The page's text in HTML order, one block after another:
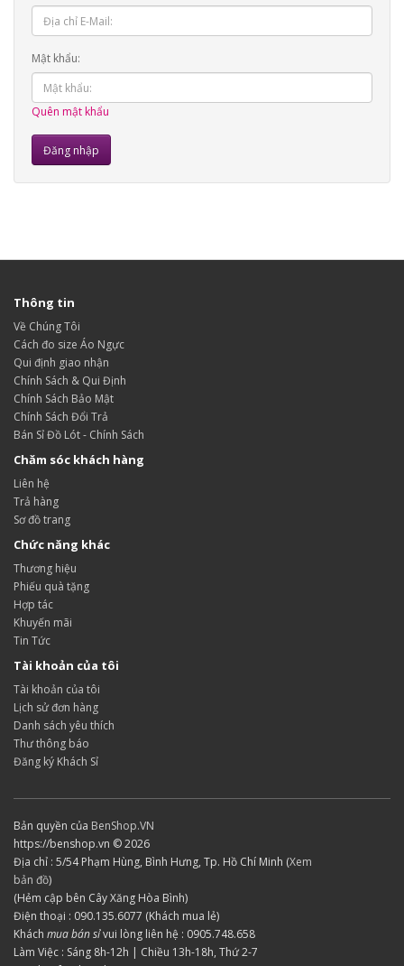
Mật khẩu:
Quên mật khẩu
Thông tin
Về Chúng Tôi
Cách đo size Áo Ngực
Qui định giao nhận
Chính Sách & Qui Định
Chính Sách Bảo Mật
Chính Sách Đổi Trả
Bán Sỉ Đồ Lót - Chính Sách
Chăm sóc khách hàng
Liên hệ
Trả hàng
Sơ đồ trang
Chức năng khác
Thương hiệu
Phiếu quà tặng
Hợp tác
Khuyến mãi
Tin Tức
Tài khoản của tôi
Tài khoản của tôi
Lịch sử đơn hàng
Danh sách yêu thích
Thư thông báo
Đăng ký Khách Sỉ
Bản quyền của BenShop.VN
https://benshop.vn © 2026
Địa chỉ : 5/54 Phạm Hùng, Bình Hưng, Tp. Hồ Chí Minh (Xem
bản đồ)
(Hẻm cập bên Cây Xăng Hòa Bình)
Điện thoại : 090.135.6077 (Khách mua lẻ)
Khách mua bán sỉvui lòng liên hệ : 0905.748.658
Làm Việc : Sáng 8h-12h | Chiều 13h-18h, Thứ 2-7